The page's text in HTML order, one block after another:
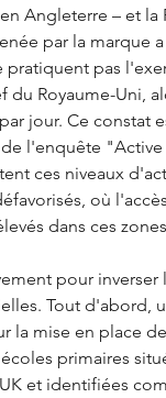
Angleterre – et la
par la marque
pas
Royaume-Uni,
jour. Ce constat
l'enquête
ces niveaux
où
dans ces
pour inverser
Tout d'abord,
la mise en place
primaires
et identifiées